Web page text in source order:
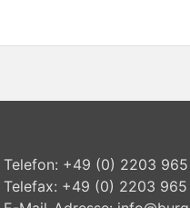
Telefon: +49 (0) 2203
Telefax: +49 (0) 2203